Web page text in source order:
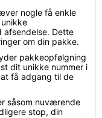
nogle få enkle
afsendelse. Dette
om din pakke.
pakkeopfølgning
dit unikke nummer i
få adgang til de
såsom nuværende
stop, din